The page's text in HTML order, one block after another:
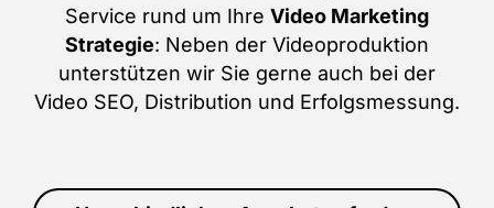
Service rund um Ihre Video Marketing
Strategie: Neben der Videoproduktion
unterstützen wir Sie gerne auch bei der
Video SEO, Distribution und Erfolgsmessung.